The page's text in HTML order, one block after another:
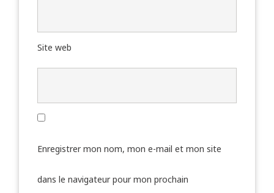
Site web
Enregistrer mon nom, mon e-mail et mon site
dans le navigateur pour mon prochain